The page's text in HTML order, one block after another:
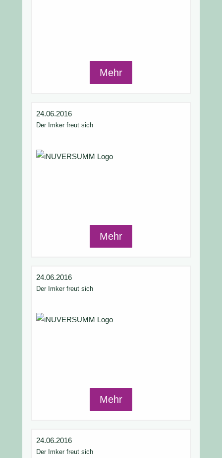
Mehr
24.06.2016
Der Imker freut sich
Mehr
24.06.2016
Der Imker freut sich
Mehr
24.06.2016
Der Imker freut sich